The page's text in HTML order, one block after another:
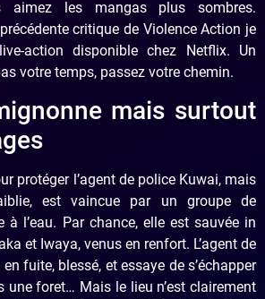
les mangas plus sombres.
critique de Violence Action je
action disponible chez Netflix. Un
votre temps, passez votre chemin.
mais surtout
protéger l’agent de police Kuwai, mais
est vaincue par un groupe de
à l’eau. Par chance, elle est sauvée in
et Iwaya, venus en renfort. L’agent de
fuite, blessé, et essaye de s’échapper
une foret… Mais le lieu n’est clairement